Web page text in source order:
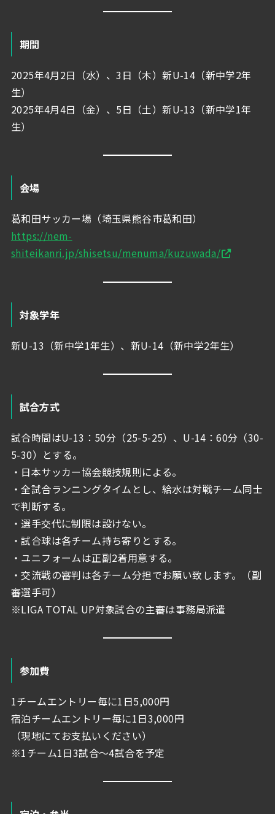
期間
2025年4月2日（水）、3日（木）新U-14（新中学2年
生）
2025年4月4日（金）、5日（土）新U-13（新中学1年
生）
会場
葛和田サッカー場（埼玉県熊谷市葛和田）
https://nem-
shiteikanri.jp/shisetsu/menuma/kuzuwada/
対象学年
新U-13（新中学1年生）、新U-14（新中学2年生）
試合方式
試合時間はU-13：50分（25-5-25）、U-14：60分（30-
5-30）とする。
・日本サッカー協会競技規則による。
・全試合ランニングタイムとし、給水は対戦チーム同士
で判断する。
・選手交代に制限は設けない。
・試合球は各チーム持ち寄りとする。
・ユニフォームは正副2着用意する。
・交流戦の審判は各チーム分担でお願い致します。（副
審選手可）
※LIGA TOTAL UP対象試合の主審は事務局派遣
参加費
1チームエントリー毎に1日5,000円
宿泊チームエントリー毎に1日3,000円
（現地にてお支払いください）
※1チーム1日3試合～4試合を予定